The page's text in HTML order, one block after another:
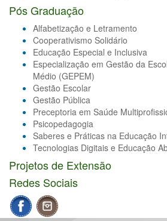
Pós Graduação
Alfabetização e Letramento
Cooperativismo Solidário
Educação Especial e Inclusiva
Especialização em Gestão da
Médio (GEPEM)
Gestão Escolar
Gestão Pública
Preceptoria em Saúde
Psicopedagogia
Saberes e Práticas na Educação
Tecnologias Digitais e Educação
Projetos de Extensão
Redes Sociais